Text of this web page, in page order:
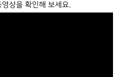
상을 확인해 보세요.